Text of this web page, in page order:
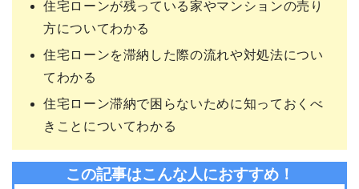
住宅ローンが残っている家やマンションの売り
方についてわかる
住宅ローンを滞納した際の流れや対処法につい
てわかる
住宅ローン滞納で困らないために知っておくべ
きことについてわかる
この記事はこんな人におすすめ！